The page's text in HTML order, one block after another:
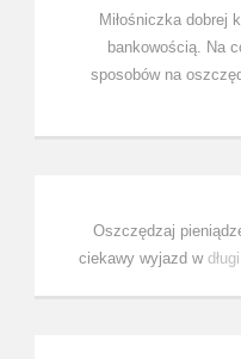
Miłośniczka dobrej
bankowością. Na
sposobów na
Oszczędzaj
ciekawy wyjazd w